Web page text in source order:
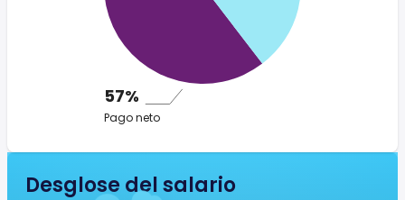
57%
Pago neto
Desglose del salario